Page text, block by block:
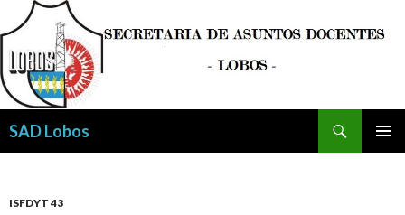
SAD Lobos
ISFDYT 43